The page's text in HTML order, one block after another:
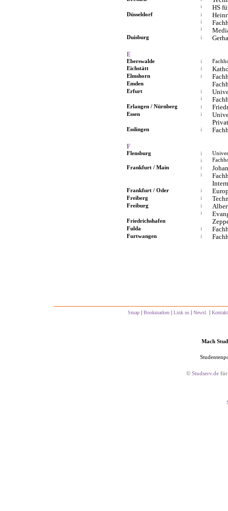
i
HS
Düsseldorf
i
i
i
Duisburg i
E
Eberswalde i
Eichstätt
i
Elmshorn i
Emden
Erfurt
i
i
Erlangen / Nürnberg i
Essen i
Esslingen i
F
Flensburg
i
i
Frankfurt / Main
i
i
Frankfurt / Oder i
Freiberg i
Freiburg
i
i
Friedrichshafen
Fulda i
Furtwangen i
Smap | Bookmarken | Link us | Newsl. | Kontakt
Mach
© Studserv.de für